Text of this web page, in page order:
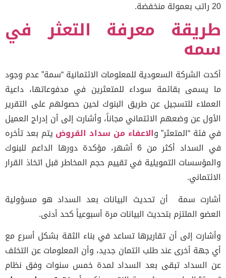
معرفة التعثر في
الشركة السعودية للمعلومات الائتمانية “سمة” عدم وجود
بقائمة سوداء للمتعثرين في مدفوعاتها، داعية
للتسجيل عن طريق البنوك لحين حصولهم على التقرير
عن وضعهم الائتماني مجاناً، وأشارت إلى أن إدراج العميل
“المتعثر” والاعفاء من سداد القروضيتم بعد تأخره
في السداد أكثر من 6 أشهر، مؤكدة دورها الداعم للبنوك
التمويلية في تقييم حجم المخاطر قبل اتخاذ القرار
سمة أن تحديث البيانات بعد السداد هو مسؤولية
الملتزم بتحديث البيانات مرة أسبوعياً كحد أدنى.
إلى أن تقاريرها تساعد في بناء الثقة بشكل أسرع مع
أخرى عند طلب ائتمان جديد، وأن المعلومات عن التخلف
تبقى بعد السداد لمدة خمس سنوات وفق نظام